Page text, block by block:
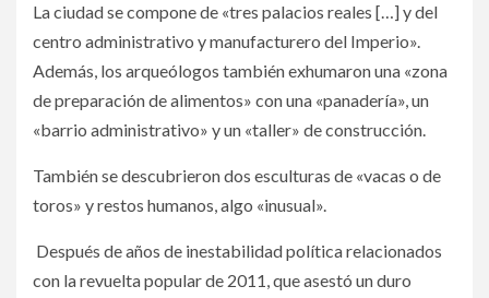
La ciudad se compone de «tres palacios reales […] y del
centro administrativo y manufacturero del Imperio».
Además, los arqueólogos también exhumaron una «zona
de preparación de alimentos» con una «panadería», un
«barrio administrativo» y un «taller» de construcción.
También se descubrieron dos esculturas de «vacas o de
toros» y restos humanos, algo «inusual».
Después de años de inestabilidad política relacionados
con la revuelta popular de 2011, que asestó un duro